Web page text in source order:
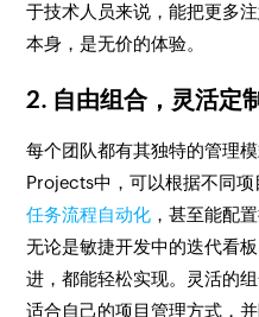
于技术人员来说，能把更多
本身，是无价的体验。
2. 自由组合，灵活定
每个团队都有其独特的管理
Projects中，可以根据不同项
任务流程自动化 ，甚至能配
无论是敏捷开发中的迭代看
进，都能轻松实现。灵活的
适合自己的项目管理方式，